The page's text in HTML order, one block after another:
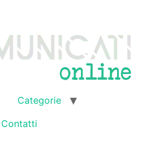
Categorie
Contatti